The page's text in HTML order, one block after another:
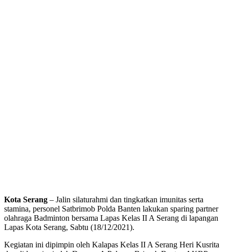
Kota Serang – Jalin silaturahmi dan tingkatkan imunitas serta
stamina, personel Satbrimob Polda Banten lakukan sparing partner
olahraga Badminton bersama Lapas Kelas II A Serang di lapangan
Lapas Kota Serang, Sabtu (18/12/2021).
Kegiatan ini dipimpin oleh Kalapas Kelas II A Serang Heri Kusrita